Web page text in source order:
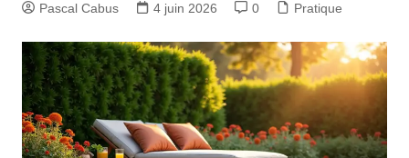
Pascal Cabus 4 juin 2026 0 Pratique